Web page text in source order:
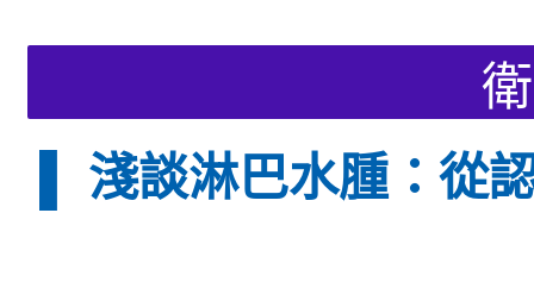
▌ 淺談淋巴水腫：從